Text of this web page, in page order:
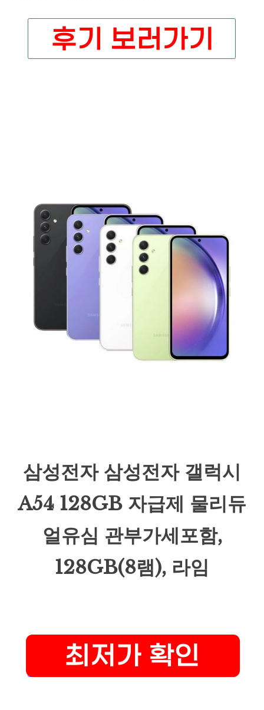
삼성전자 삼성전자 갤럭시
A54 128GB 자급제 물리듀
얼유심 관부가세포함,
128GB(8램), 라임